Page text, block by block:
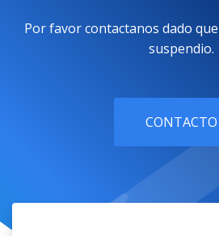
Por favor contactanos dado
suspendio.
CONTACTO